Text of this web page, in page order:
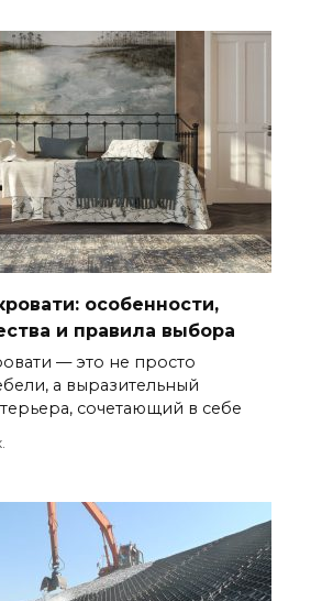
особенности,
и правила выбора
— это не просто
а выразительный
сочетающий в себе